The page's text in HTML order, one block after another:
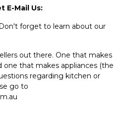
E-Mail Us:
forget to learn about our
out there. One that makes
one that makes appliances (the
regarding kitchen or
go to